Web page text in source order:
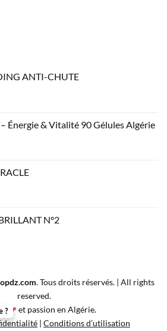
ANTI-CHUTE
Énergie & Vitalité 90 Gélules Algérie
N°2
. Tous droits réservés. | All rights
reserved.
❤ et passion en Algérie.
| Conditions d’utilisation
?